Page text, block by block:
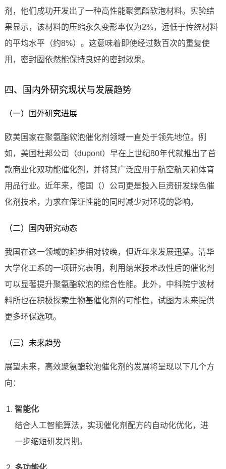
剂，他们成功开发出了一种高性能聚氨酯软泡材料。实验结
果显示，该材料的压缩永久变形率仅为2%，远低于传统材料
的平均水平（约8%）。这意味着即使经过数百次的重复使
用，密封圈依然能保持良好的密封效果。
四、国内外研究现状与发展趋势
（一）国外研究进展
欧美国家在聚氨酯软泡催化剂领域一直处于领先地位。例
如，美国杜邦公司（dupont）早在上世纪80年代就推出了首
款商业化双功能催化剂，并将其广泛应用于航空航天和体育
用品行业。近年来，德国（）公司更是投入巨资研发绿色催
化剂技术，力求在保证性能的同时减少对环境的影响。
（二）国内研究动态
我国在这一领域的起步相对较晚，但近年来发展迅猛。清华
大学化工系的一项研究表明，利用纳米技术改性后的催化剂
可以显著提升聚氨酯软泡的综合性能。此外，中科院宁波材
料所也在积极探索生物基催化剂的可能性，试图为未来提供
更多环保选项。
（三）未来趋势
展望未来，高效聚氨酯软泡催化剂的发展将呈现以下几个方
向：
智能化
结合人工智能算法，实现催化剂配方的自动化优化，进
一步缩短研发周期。